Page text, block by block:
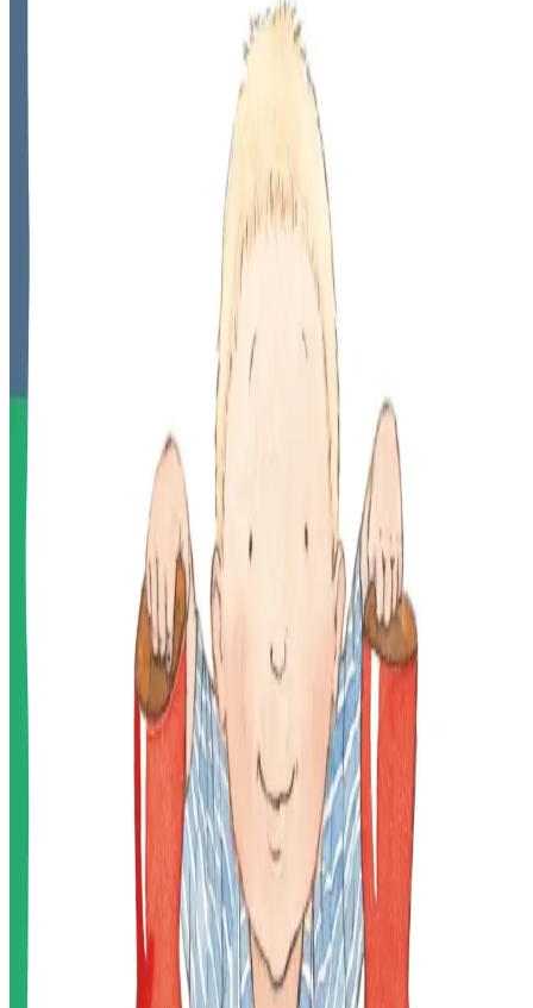
Betek bremañ ez eus bet embannet c'hwec'h levrig deus an
dastumadenn gant Bannoù-heol : E ti ar medisin, Leo oc'h adkavout
e di, Deomp d'an diwallerezh, Leo ha Popi er zoo, Ur furlukin en
diwallerezh, ha Heuzoù Leo.
Ur paotr bihan eo Leo, ha Popi eo anv e varmousig flour. Un istor
disheñvel a vez kontet e pep levrig diouzh pezh a c'hoarvez gant an
daou haroz. Skeudennaouet eo bet an albomoùigoù gant Helen
Oxenbury ha skrivet gant Claire Clément. Embannet e vezont e
galleg gant Bayard Presse. E brezhoneg int troet gant skolajidi klas
divyezhek skolaj Sant Jozef Landivizio hag en ur yezh eeun, aes da
Garmenig Ihuellou